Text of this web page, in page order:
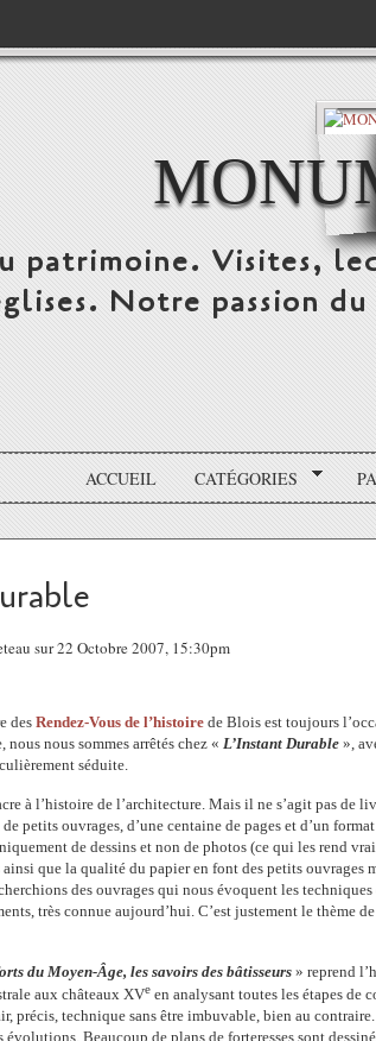
patrimoine. Visites,
Notre passion
ACCUEIL CATÉGORIES
sur 22 Octobre 2007, 15:30pm
des Rendez-Vous de l’histoire de Blois est toujours
nous nous sommes arrêtés chez « L’Instant Durable »,
séduite.
à l’histoire de l’architecture. Mais il ne s’agit pas de
petits ouvrages, d’une centaine de pages et d’un
de dessins et non de photos (ce qui les rend
ainsi que la qualité du papier en font des petits ouvrages
des ouvrages qui nous évoquent les
très connue aujourd’hui. C’est justement le thème
du Moyen-Âge, les savoirs des bâtisseurs » reprend
aux châteaux XVe en analysant toutes les étapes de
précis, technique sans être imbuvable, bien au
évolutions. Beaucoup de plans de forteresses sont